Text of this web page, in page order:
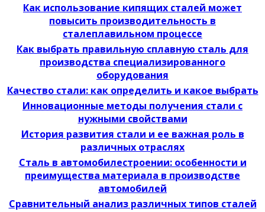
Как использование кипящих сталей может
повысить производительность в
сталеплавильном процессе
Как выбрать правильную сплавную сталь для
производства специализированного
оборудования
Качество стали: как определить и какое выбрать
Инновационные методы получения стали с
нужными свойствами
История развития стали и ее важная роль в
различных отраслях
Сталь в автомобилестроении: особенности и
преимущества материала в производстве
автомобилей
Сравнительный анализ различных типов сталей